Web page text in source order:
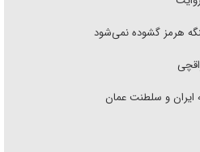
هرمز گشوده نمی‌شود
ایران و سلطنت عمان